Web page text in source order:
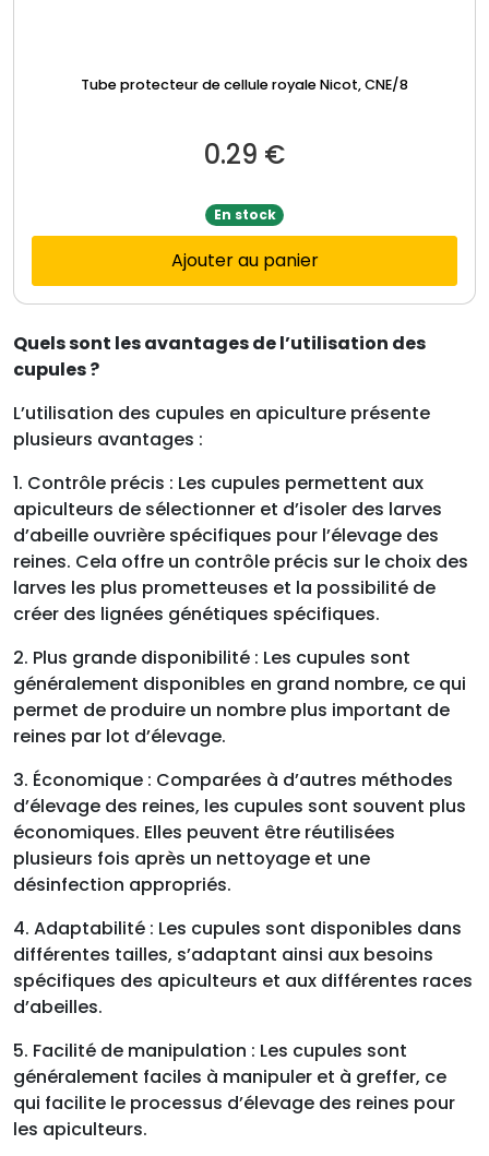
Tube protecteur de cellule royale Nicot, CNE/8
0.29 €
En stock
Ajouter au panier
Quels sont les avantages de l’utilisation des
cupules ?
L’utilisation des cupules en apiculture présente
plusieurs avantages :
1. Contrôle précis : Les cupules permettent aux
apiculteurs de sélectionner et d’isoler des larves
d’abeille ouvrière spécifiques pour l’élevage des
reines. Cela offre un contrôle précis sur le choix des
larves les plus prometteuses et la possibilité de
créer des lignées génétiques spécifiques.
2. Plus grande disponibilité : Les cupules sont
généralement disponibles en grand nombre, ce qui
permet de produire un nombre plus important de
reines par lot d’élevage.
3. Économique : Comparées à d’autres méthodes
d’élevage des reines, les cupules sont souvent plus
économiques. Elles peuvent être réutilisées
plusieurs fois après un nettoyage et une
désinfection appropriés.
4. Adaptabilité : Les cupules sont disponibles dans
différentes tailles, s’adaptant ainsi aux besoins
spécifiques des apiculteurs et aux différentes races
d’abeilles.
5. Facilité de manipulation : Les cupules sont
généralement faciles à manipuler et à greffer, ce
qui facilite le processus d’élevage des reines pour
les apiculteurs.